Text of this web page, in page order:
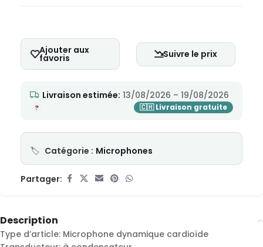
Ajouter aux
favoris Suivre le prix
Livraison estimée: 13/08/2026 – 19/08/2026
Catégorie : Microphones
Partager:
Description
Type d’article: Microphone dynamique cardioïde